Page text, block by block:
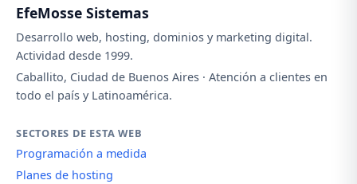
EfeMosse Sistemas
Desarrollo web, hosting, dominios y marketing digital.
Actividad desde 1999.
Caballito, Ciudad de Buenos Aires · Atención a clientes en
todo el país y Latinoamérica.
SECTORES DE ESTA WEB
Programación a medida
Planes de hosting